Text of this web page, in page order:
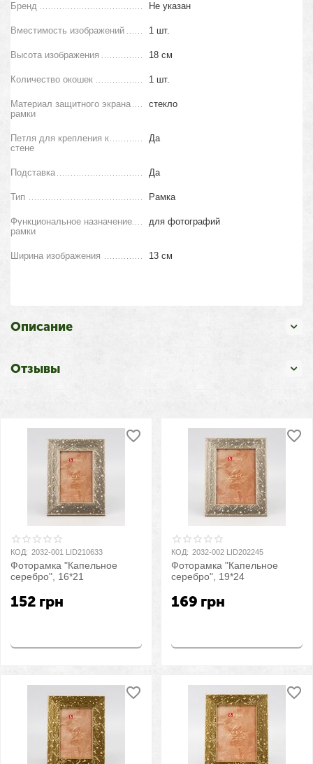
Бренд Не указан
Вместимость изображений 1 шт.
Высота изображения 18 см
Количество окошек 1 шт.
Материал защитного экрана
рамки
стекло
Петля для крепления к
стене
Да
Подставка Да
Тип Рамка
Функциональное назначение
рамки
для фотографий
Ширина изображения 13 см
Описание
Отзывы
КОД: 2032-001 LID210633
Фоторамка "Капельное
серебро", 16*21
152 грн
КОД: 2032-002 LID202245
Фоторамка "Капельное
серебро", 19*24
169 грн